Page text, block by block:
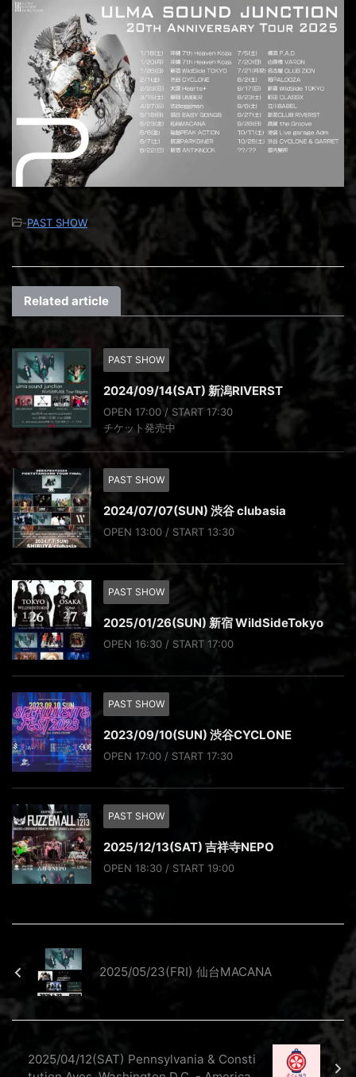
-PAST SHOW
Related article
PAST SHOW
2024/09/14(SAT) 新潟RIVERST
OPEN 17:00 / START 17:30
チケット発売中
PAST SHOW
2024/07/07(SUN) 渋谷 clubasia
OPEN 13:00 / START 13:30
PAST SHOW
2025/01/26(SUN) 新宿 WildSideTokyo
OPEN 16:30 / START 17:00
PAST SHOW
2023/09/10(SUN) 渋谷CYCLONE
OPEN 17:00 / START 17:30
PAST SHOW
2025/12/13(SAT) 吉祥寺NEPO
OPEN 18:30 / START 19:00
2025/05/23(FRI) 仙台MACANA
2025/04/12(SAT) Pennsylvania & Consti